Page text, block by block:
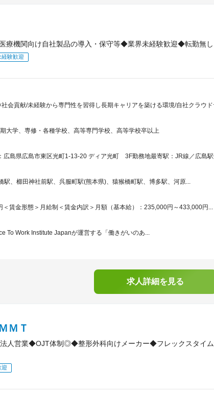
療機関向け自社製品の導入・保守等◆業界未経験歓迎◆転勤無し
経験歓迎
会貢献/未経験から専門性を習得し長期キャリアを築ける環境/自社クラウ
大学、専修・各種学校、高等専門学校、高等学校卒以上
広島県広島市東区光町1-13-20 ディア光町 3F勤務地最寄駅：JR線／広島駅
、櫛田神社前駅、呉服町駅(熊本県)、猿猴橋町駅、博多駅、河原...
賃金形態＞月給制＜賃金内訳＞月額（基本給）：235,000円～433,000円...
To Work Institute Japanが運営する「働きがいのあ...
求人詳細を見る
ＭＴ
法人営業◆OJT体制◎◆整形外科向けメーカー◆フレックスタイ
迎